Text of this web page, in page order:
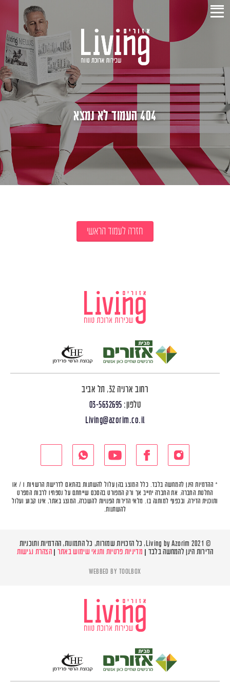
404 העמוד לא נמצא
חזרה לעמוד הראשי
רחוב ארניה 32, תל אביב
טלפון: 03-5632695
Living@azorim.co.il
* ההדמיות הינן להמחשה בלבד. כלל המוצג בהן עלול להשתנות בהתאם לדרישת הרשויות ו / או
החלטת החברה. את החברה יחייב אך ורק המפורט בהסכם שייחתם על נספחיו לרבות המפרט
ותוכנית הדירה, ובכפוף למותנה בו. מלאי הדירות הפנויות להשכרה, המוצג באתר, אינו קבוע ועלול
להשתנות.
© Living by Azorim 2021, כל הזכויות שמורות, כל התמונות, ההדמיות ותוכניות
הדירות הינן להמחשה בלבד |
מדיניות פרטיות ותנאי שימוש באתר הצהרת נגישות
WEBBED BY TOOLBOX